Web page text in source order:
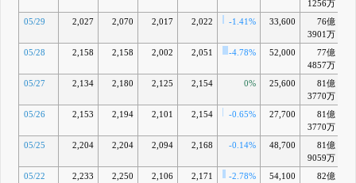
1256万
05/29
2,027 2,070 2,017 2,022 -1.41% 33,600
76億
3901万
05/28 2,158 2,158 2,002 2,051 -4.78% 52,000
77億
4857万
05/27 2,134 2,180 2,125 2,154 0% 25,600
81億
3770万
05/26 2,153 2,194 2,101 2,154 -0.65% 27,700
81億
3770万
05/25 2,204 2,204 2,094 2,168 -0.14% 48,700
81億
9059万
05/22 2,233 2,250 2,106 2,171 -2.78% 54,100
82億